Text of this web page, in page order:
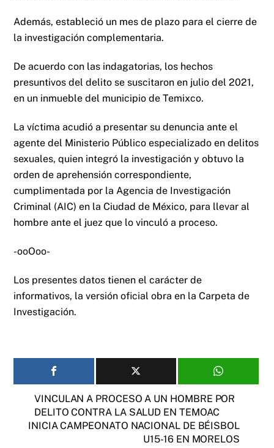
Además, estableció un mes de plazo para el cierre de
la investigación complementaria.
De acuerdo con las indagatorias, los hechos
presuntivos del delito se suscitaron en julio del 2021,
en un inmueble del municipio de Temixco.
La víctima acudió a presentar su denuncia ante el
agente del Ministerio Público especializado en delitos
sexuales, quien integró la investigación y obtuvo la
orden de aprehensión correspondiente,
cumplimentada por la Agencia de Investigación
Criminal (AIC) en la Ciudad de México, para llevar al
hombre ante el juez que lo vinculó a proceso.
-ooOoo-
Los presentes datos tienen el carácter de
informativos, la versión oficial obra en la Carpeta de
Investigación.
VINCULAN A PROCESO A UN HOMBRE POR
DELITO CONTRA LA SALUD EN TEMOAC
INICIA CAMPEONATO NACIONAL DE BÉISBOL
U15-16 EN MORELOS